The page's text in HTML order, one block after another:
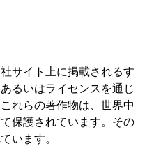
サイト上に掲載されるす
るいはライセンスを通じ
れらの著作物は、世界中
保護されています。その
います。